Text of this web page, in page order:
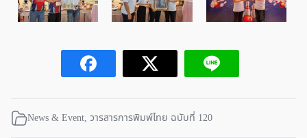
News & Event, วารสารการพิมพ์ไทย ฉบับที่ 120